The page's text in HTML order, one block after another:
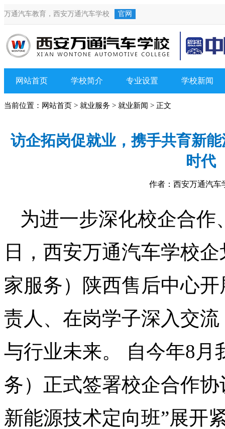
万通汽车教育， 西安万通汽车学校 官网
网站首页 学校简介 专业设置 学校新闻
当前位置： 网站首页 > 就业服务 > 就业新闻 > 正文
访企拓岗促就业，携手共育新
时代
作者：西安万通汽
为进一步深化校企合
日，西安万通汽车学校
家服务）陕西售后中心
责人、在岗学子深入交
与行业未来。 自今年8月
务）正式签署校企合作
新能源技术定向班”展开